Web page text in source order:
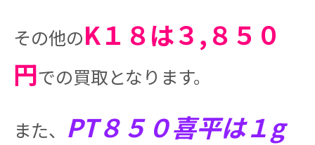
その他のK１８は３,８５０
円での買取となります。
また、 PT８５０喜平は１g